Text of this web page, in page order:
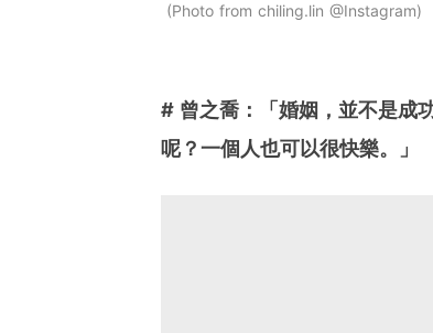
Photo from chiling.lin @Instagram
# 曾之喬：「婚姻，並不是成
呢？一個人也可以很快樂。」